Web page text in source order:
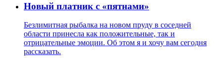
Новый платник с «пятнами»
Безлимитная рыбалка на новом пруду в соседней
области принесла как положительные, так и
отрицательные эмоции. Об этом я и хочу вам сегодня
рассказать.